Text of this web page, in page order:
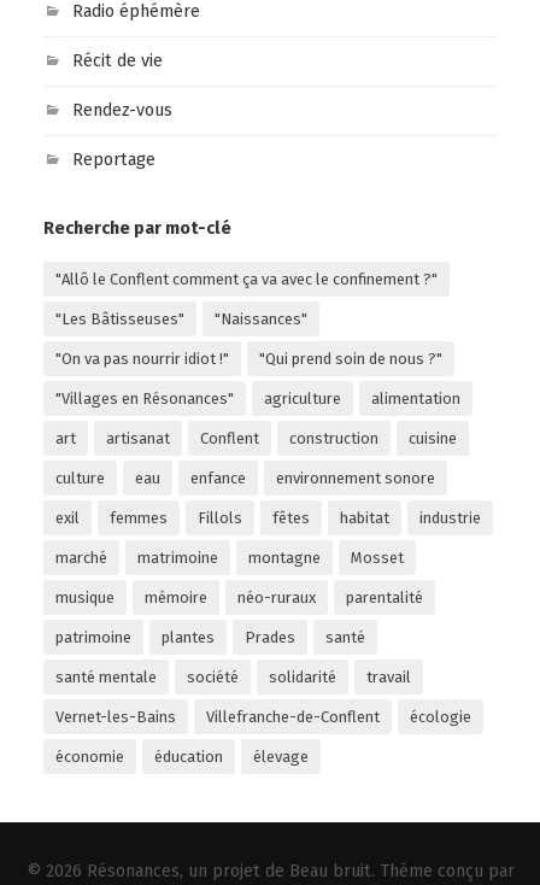
Radio éphémère
Récit de vie
Rendez-vous
Reportage
Recherche par mot-clé
"Allô le Conflent comment ça va avec le confinement ?"
"Les Bâtisseuses" "Naissances"
"On va pas nourrir idiot !" "Qui prend soin de nous ?"
"Villages en Résonances" agriculture alimentation
art artisanat Conflent construction cuisine
culture eau enfance environnement sonore
exil femmes Fillols fêtes habitat industrie
marché matrimoine montagne Mosset
musique mémoire néo-ruraux parentalité
patrimoine plantes Prades santé
santé mentale société solidarité travail
Vernet-les-Bains Villefranche-de-Conflent écologie
économie éducation élevage
© 2026 Résonances, un projet de Beau bruit. Thème conçu par